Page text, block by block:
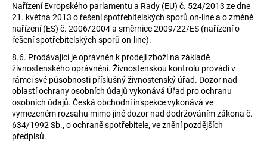
Nařízení Evropského parlamentu a Rady (EU) č. 524/2013 ze dne
21. května 2013 o řešení spotřebitelských sporů on-line a o změně
nařízení (ES) č. 2006/2004 a směrnice 2009/22/ES (nařízení o
řešení spotřebitelských sporů on-line).
8.6. Prodávající je oprávněn k prodeji zboží na základě
živnostenského oprávnění. Živnostenskou kontrolu provádí v
rámci své působnosti příslušný živnostenský úřad. Dozor nad
oblastí ochrany osobních údajů vykonává Úřad pro ochranu
osobních údajů. Česká obchodní inspekce vykonává ve
vymezeném rozsahu mimo jiné dozor nad dodržováním zákona č.
634/1992 Sb., o ochraně spotřebitele, ve znění pozdějších
předpisů.